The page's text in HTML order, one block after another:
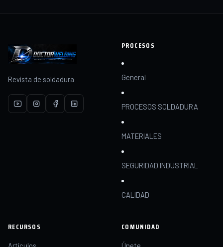
Revista de soldadura
PROCESOS
General
PROCESOS SOLDADURA
MATERIALES
SEGURIDAD INDUSTRIAL
CALIDAD
RECURSOS COMUNIDAD